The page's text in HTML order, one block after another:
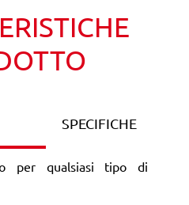
SPECIFICHE
per qualsiasi tipo di